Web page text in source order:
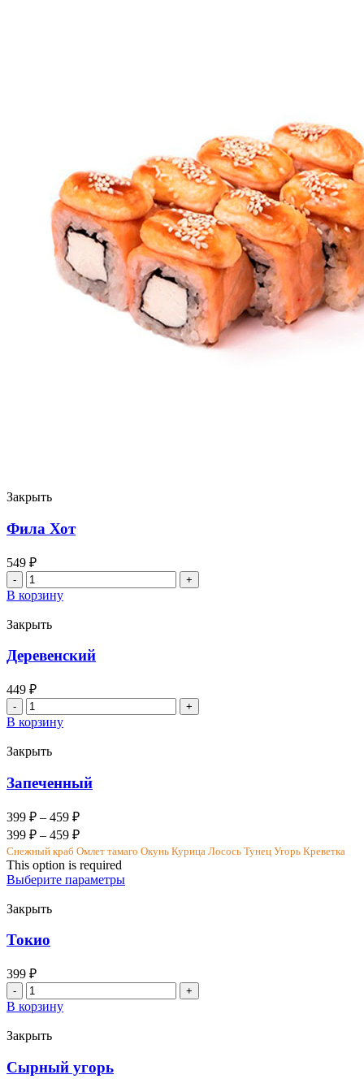
Закрыть
Фила Хот
549 ₽
Количество
товара
Фила
Хот
В корзину
Закрыть
Деревенский
449 ₽
Количество
товара
Деревенский
В корзину
Закрыть
Запеченный
399 ₽ – 459 ₽
399 ₽ – 459 ₽
Снежный краб Омлет тамаго Окунь Курица Лосось Тунец Угорь Креветка
This option is required
Выберите параметры
Закрыть
Токио
399 ₽
Количество
товара
Токио
В корзину
Закрыть
Сырный угорь